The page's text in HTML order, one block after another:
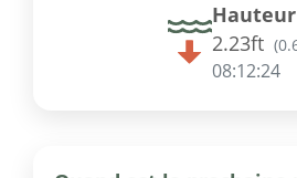
Hauteur
2.23ft (
08:12:24